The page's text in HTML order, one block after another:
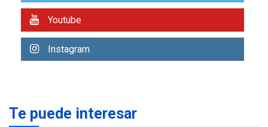
Margarita será sede de
Youtube
Instagram
Te puede interesar